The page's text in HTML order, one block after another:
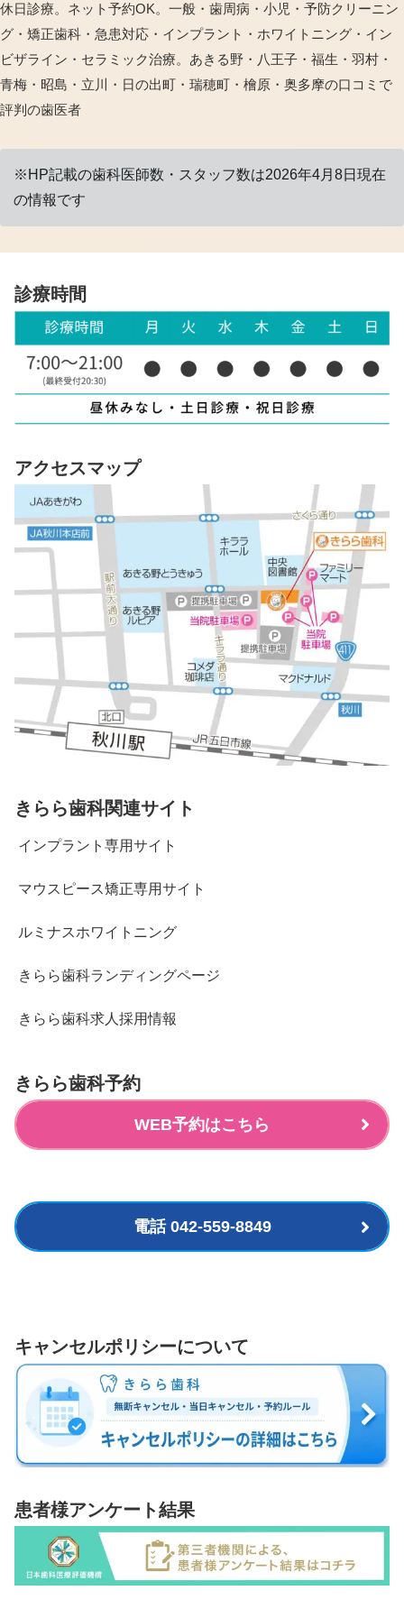
休日診療。ネット予約OK。一般・歯周病・小児・予防クリーニン
グ・矯正歯科・急患対応・インプラント・ホワイトニング・イン
ビザライン・セラミック治療。あきる野・八王子・福生・羽村・
青梅・昭島・立川・日の出町・瑞穂町・檜原・奥多摩の口コミで
評判の歯医者
※HP記載の歯科医師数・スタッフ数は2026年4月8日現在
の情報です
診療時間
アクセスマップ
きらら歯科関連サイト
インプラント専用サイト
マウスピース矯正専用サイト
ルミナスホワイトニング
きらら歯科ランディングページ
きらら歯科求人採用情報
きらら歯科予約
WEB予約はこちら
電話 042-559-8849
キャンセルポリシーについて
患者様アンケート結果